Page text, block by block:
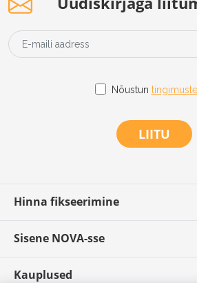
Nõustun
LIITU
Hinna fikseerimine
Sisene NOVA-sse
Kauplused